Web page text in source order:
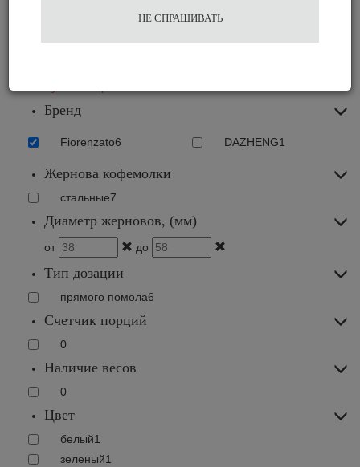
Ручные кофемолки Fiorenzato
Бренд
Fiorenzato6 DAZHENG1
Жернова кофемолки
стальные7
Диаметр жерновов, (мм)
от до
Тип дозации
прямого помола6
Счетчик порций
0
Наличие весов
0
Цвет
белый1
зеленый1
НЕ СПРАШИВАТЬ